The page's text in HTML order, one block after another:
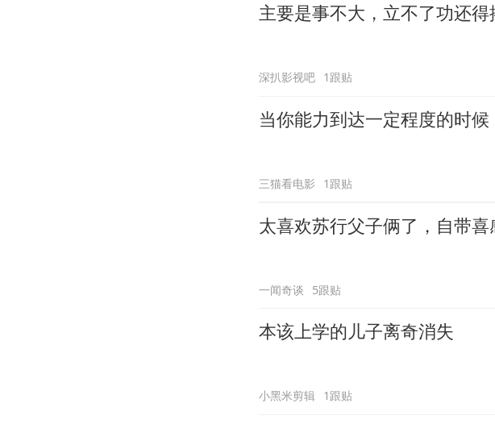
主要是事不大，立不了功还得
深扒影视吧 1跟贴
当你能力到达一定程度的时
三猫看电影 1跟贴
太喜欢苏行父子俩了，自带喜
一闻奇谈 5跟贴
本该上学的儿子离奇消失
小黑米剪辑 1跟贴